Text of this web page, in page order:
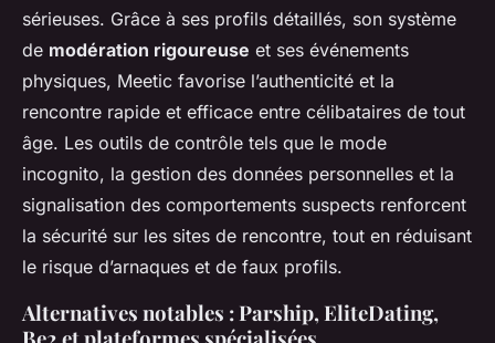
sérieuses. Grâce à ses profils détaillés, son système
de modération rigoureuse et ses événements
physiques, Meetic favorise l’authenticité et la
rencontre rapide et efficace entre célibataires de tout
âge. Les outils de contrôle tels que le mode
incognito, la gestion des données personnelles et la
signalisation des comportements suspects renforcent
la sécurité sur les sites de rencontre, tout en réduisant
le risque d’arnaques et de faux profils.
Alternatives notables : Parship, EliteDating,